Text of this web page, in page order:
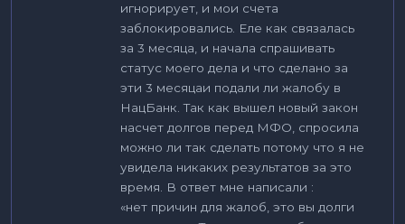
игнорирует, и мои счета
заблокировались. Еле как связалась
за 3 месяца, и начала спрашивать
статус моего дела и что сделано за
эти 3 месяцаи подали ли жалобу в
НацБанк. Так как вышел новый закон
насчет долгов перед МФО, спросила
можно ли так сделать потому что я не
увидела никаких результатов за это
время. В ответ мне написали :
«нет причин для жалоб, это вы долги